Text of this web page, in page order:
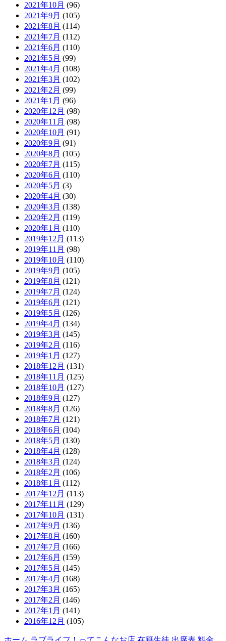
2021年10月 (96)
2021年9月 (105)
2021年8月 (114)
2021年7月 (112)
2021年6月 (110)
2021年5月 (99)
2021年4月 (108)
2021年3月 (102)
2021年2月 (99)
2021年1月 (96)
2020年12月 (98)
2020年11月 (98)
2020年10月 (91)
2020年9月 (91)
2020年8月 (105)
2020年7月 (115)
2020年6月 (110)
2020年5月 (3)
2020年4月 (30)
2020年3月 (138)
2020年2月 (119)
2020年1月 (110)
2019年12月 (113)
2019年11月 (98)
2019年10月 (110)
2019年9月 (105)
2019年8月 (121)
2019年7月 (124)
2019年6月 (121)
2019年5月 (126)
2019年4月 (134)
2019年3月 (145)
2019年2月 (116)
2019年1月 (127)
2018年12月 (131)
2018年11月 (125)
2018年10月 (127)
2018年9月 (127)
2018年8月 (126)
2018年7月 (121)
2018年6月 (104)
2018年5月 (130)
2018年4月 (128)
2018年3月 (124)
2018年2月 (106)
2018年1月 (112)
2017年12月 (113)
2017年11月 (129)
2017年10月 (131)
2017年9月 (136)
2017年8月 (160)
2017年7月 (166)
2017年6月 (159)
2017年5月 (145)
2017年4月 (168)
2017年3月 (165)
2017年2月 (146)
2017年1月 (141)
2016年12月 (105)